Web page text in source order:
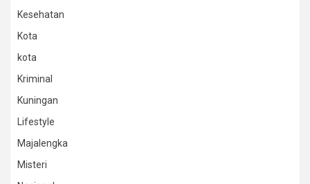
Kesehatan
Kota
kota
Kriminal
Kuningan
Lifestyle
Majalengka
Misteri